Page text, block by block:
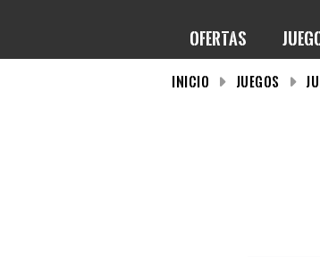
OFERTAS
INICIO Juegos